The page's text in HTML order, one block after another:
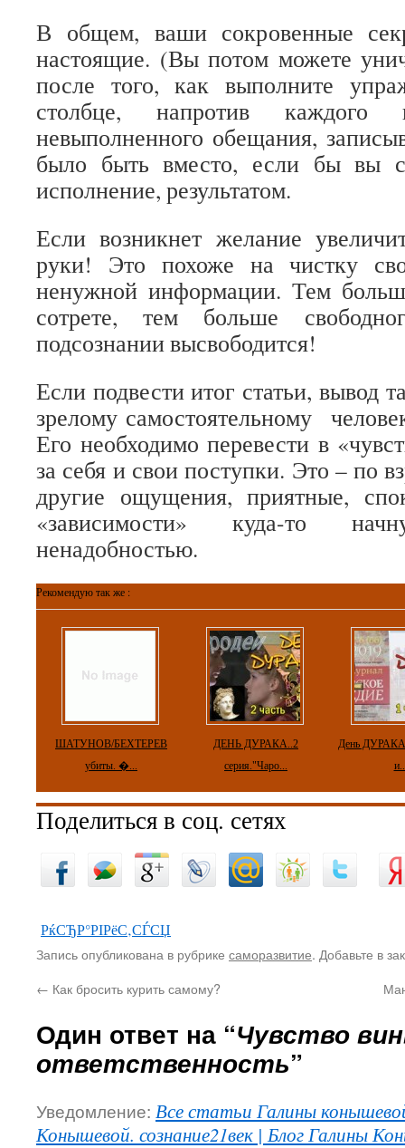
В общем, ваши сокровенные
настоящие. (Вы потом можете
после того, как выполните
столбце, напротив каждого
невыполненного обещания,
было быть вместо, если бы вы
исполнение, результатом.
Если возникнет желание
руки! Это похоже на чистку
ненужной информации. Тем
сотрете, тем больше
подсознании высвободится!
Если подвести итог статьи, вывод
зрелому самостоятельному
Его необходимо перевести в
за себя и свои поступки. Это – по
другие ощущения, приятные,
«зависимости» куда-то
ненадобностью.
Рекомендую так же :
ШАТУНОВ/БЕХТЕРЕВ
убиты. �...
ДЕНЬ ДУРАКА..2
серия."Чаро...
День
Поделиться в соц. сетях
РќСЂР°РІРёС‚СЃСЏ
Запись опубликована в рубрике саморазвитие. Добавьте в
← Как бросить курить самому?
Один ответ на “Чувство
ответственность”
Уведомление: Все статьи Галины
Конышевой. сознание21век | Блог Галины